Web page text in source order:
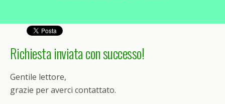
Richiesta inviata con successo!
Gentile lettore,
grazie per averci contattato.